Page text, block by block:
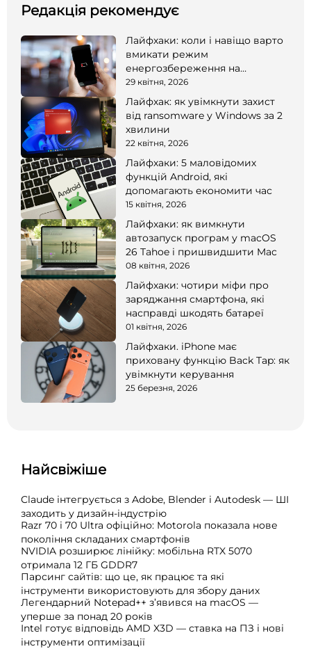
Редакція рекомендує
Лайфхаки: коли і навіщо варто
вмикати режим
енергозбереження на
смартфоні
29 квітня, 2026
Лайфхак: як увімкнути захист
від ransomware у Windows за 2
хвилини
22 квітня, 2026
Лайфхаки: 5 маловідомих
функцій Android, які
допомагають економити час
15 квітня, 2026
Лайфхаки: як вимкнути
автозапуск програм у macOS
26 Tahoe і пришвидшити Mac
08 квітня, 2026
Лайфхаки: чотири міфи про
заряджання смартфона, які
насправді шкодять батареї
01 квітня, 2026
Лайфхаки. iPhone має
приховану функцію Back Tap: як
увімкнути керування
25 березня, 2026
Найсвіжіше
Claude інтегрується з Adobe, Blender і Autodesk — ШІ
заходить у дизайн-індустрію
Razr 70 і 70 Ultra офіційно: Motorola показала нове
покоління складаних смартфонів
NVIDIA розширює лінійку: мобільна RTX 5070
отримала 12 ГБ GDDR7
Парсинг сайтів: що це, як працює та які
інструменти використовують для збору даних
Легендарний Notepad++ з’явився на macOS —
уперше за понад 20 років
Intel готує відповідь AMD X3D — ставка на ПЗ і нові
інструменти оптимізації